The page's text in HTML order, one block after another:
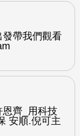
帶我們觀看
齊_用科技
安順.倪可主